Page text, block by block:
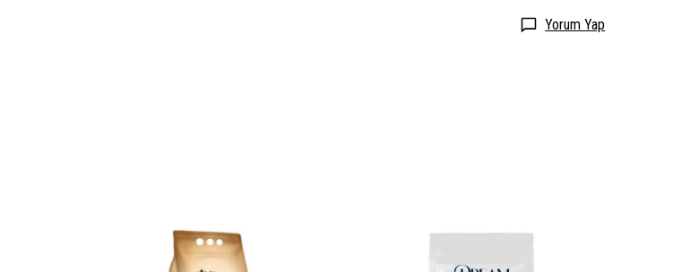
Yorum Yap